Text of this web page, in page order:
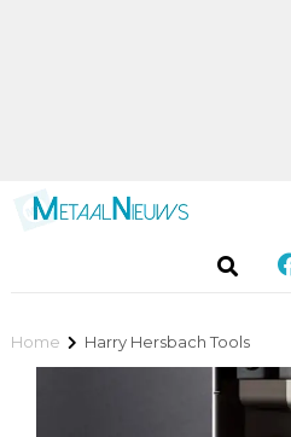
Home Harry Hersbach Tools